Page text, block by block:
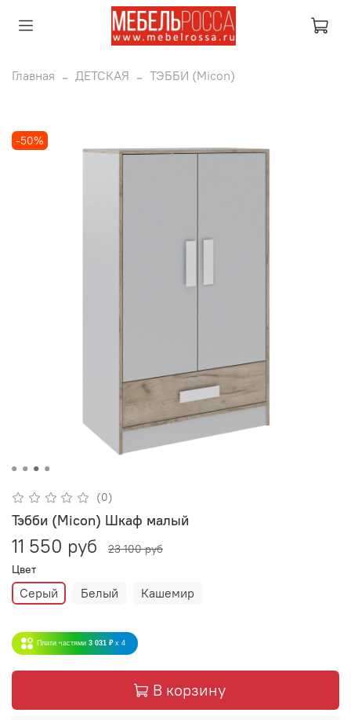
Главная ДЕТСКАЯ ТЭББИ (Micon)
-50%
(0)
Тэбби (Micon) Шкаф малый
11 550 руб
23 100 руб
Цвет
Серый Белый Кашемир
Плати частями 3 031 ₽ x 4
В корзину